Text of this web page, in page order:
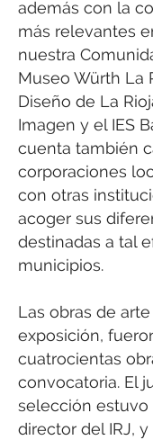
además con la
más relevantes
nuestra
Museo Würth La
Diseño de La
Imagen y el IES
cuenta también
corporaciones
con otras
acoger sus
destinadas a tal
municipios.
Las obras de
exposición,
cuatrocientas
convocatoria. El
selección estuvo
director del IRJ,